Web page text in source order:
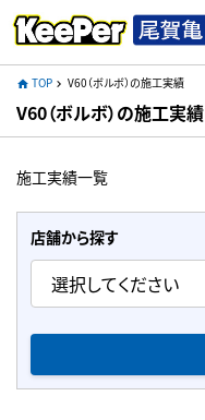
home TOP navigate_next V60（ボルボ）の施工実績
V60（ボルボ）の施工実績
施工実績一覧
店舗から探す